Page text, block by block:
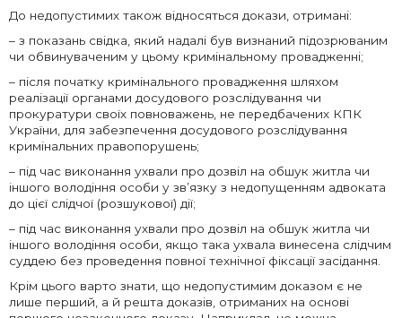
До недопустимих також відносяться докази, отримані:
– з показань свідка, який надалі був визнаний підозрюваним
чи обвинуваченим у цьому кримінальному провадженні;
– після початку кримінального провадження шляхом
реалізації органами досудового розслідування чи
прокуратури своїх повноважень, не передбачених КПК
України, для забезпечення досудового розслідування
кримінальних правопорушень;
– під час виконання ухвали про дозвіл на обшук житла чи
іншого володіння особи у зв’язку з недопущенням адвоката
до цієї слідчої (розшукової) дії;
– під час виконання ухвали про дозвіл на обшук житла чи
іншого володіння особи, якщо така ухвала винесена слідчим
суддею без проведення повної технічної фіксації засідання.
Крім цього варто знати, що недопустимим доказом є не
лише перший, а й решта доказів, отриманих на основі